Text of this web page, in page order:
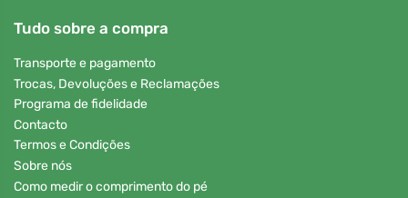
Tudo sobre a compra
Transporte e pagamento
Trocas, Devoluções e Reclamações
Programa de fidelidade
Contacto
Termos e Condições
Sobre nós
Como medir o comprimento do pé